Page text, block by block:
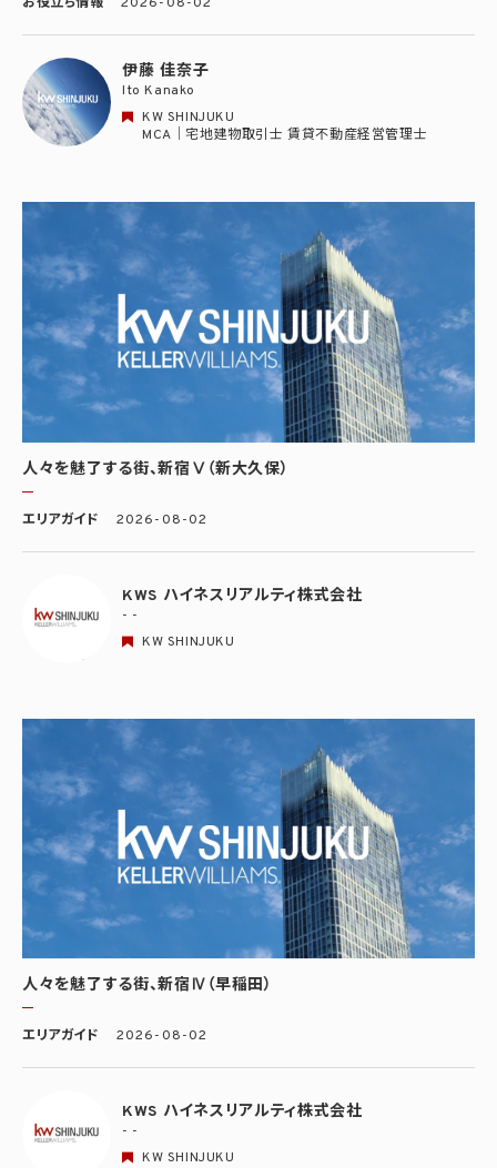
お役立ち情報 2026-08-02
伊藤 佳奈子
Ito Kanako
KW SHINJUKU
MCA｜宅地建物取引士 賃貸不動産経営管理士
人々を魅了する街、新宿Ⅴ（新大久保）
エリアガイド 2026-08-02
KWS ハイネスリアルティ株式会社
- -
KW SHINJUKU
人々を魅了する街、新宿Ⅳ（早稲田）
エリアガイド 2026-08-02
KWS ハイネスリアルティ株式会社
- -
KW SHINJUKU